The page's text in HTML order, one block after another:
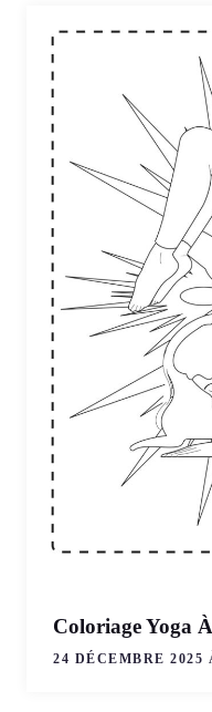
Coloriage Yoga
24 DÉCEMBRE 2025